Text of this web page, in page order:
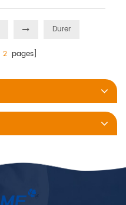
Durer
2 pages]